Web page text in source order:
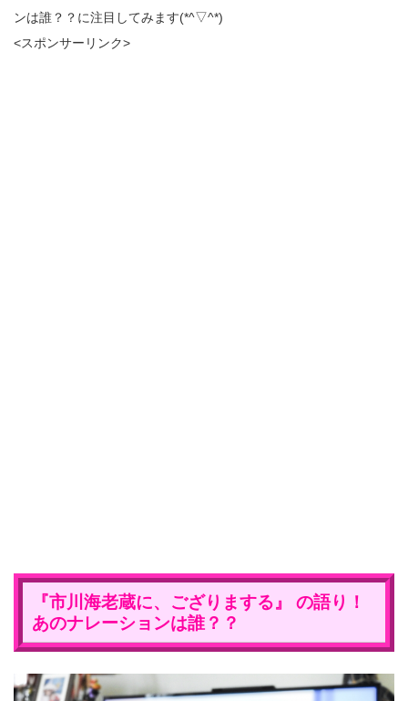
ンは誰？？に注目してみます(*^▽^*)
<スポンサーリンク>
『市川海老蔵に、ござりまする』 の語り！
あのナレーションは誰？？